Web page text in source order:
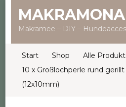
MAKRAMONA
Makramee – DIY –
Start Shop
Alle
10 x Großlochperle rund
(12x10mm)